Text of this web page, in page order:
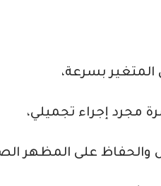
المتغير بسرعة،
مجرد إجراء تجميلي،
على المظهر